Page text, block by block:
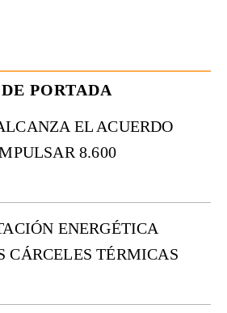
PORTADA
EL ACUERDO
8.600
ENERGÉTICA
CÁRCELES TÉRMICAS